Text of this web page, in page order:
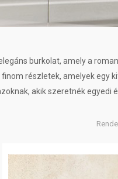
burkolat, amely a
részletek, amelyek
akik szeretnék egyedi